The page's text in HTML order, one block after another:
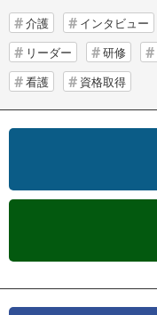
介護 インタビュー
リーダー
研修
看護
資格取得